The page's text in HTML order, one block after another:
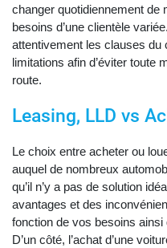
changer quotidiennement de
besoins d’une clientèle
attentivement les clauses du
limitations afin d’éviter toute
route.
Leasing, LLD vs
Le choix entre acheter ou
auquel de nombreux
qu’il n’y a pas de solution
avantages et des
fonction de vos besoins
D’un côté, l’achat d’une